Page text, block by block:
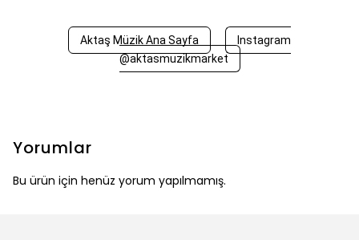
Aktaş Müzik Ana Sayfa
Instagram
@aktasmuzikmarket
Yorumlar
Bu ürün için henüz yorum yapılmamış.